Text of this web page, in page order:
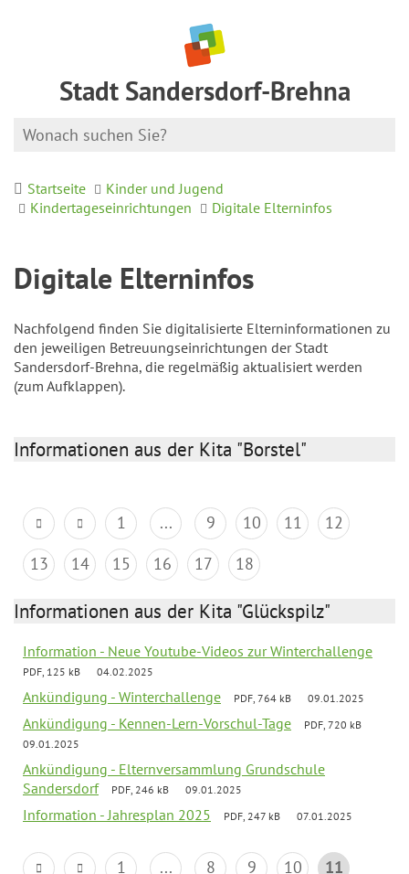
Stadt Sandersdorf-Brehna
Startseite
Kinder und Jugend
Kindertageseinrichtungen
Digitale Elterninfos
Digitale Elterninfos
Nachfolgend finden Sie digitalisierte Elterninformationen zu
den jeweiligen Betreuungseinrichtungen der Stadt
Sandersdorf-Brehna, die regelmäßig aktualisiert werden
(zum Aufklappen).
Informationen aus der Kita "Borstel"
1 ... 9 10 11
12
13
14 15 16 17 18
Informationen aus der Kita "Glückspilz"
Information - Neue Youtube-Videos zur Winterchallenge
PDF, 125 kB 04.02.2025
Ankündigung - Winterchallenge PDF, 764 kB 09.01.2025
Ankündigung - Kennen-Lern-Vorschul-Tage
PDF, 720 kB
09.01.2025
Ankündigung - Elternversammlung Grundschule
Sandersdorf
PDF, 246 kB 09.01.2025
Information - Jahresplan 2025 PDF, 247 kB 07.01.2025
1 ... 8 9 10
11